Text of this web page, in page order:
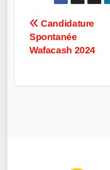
Post
navigation
Candidature
Spontanée
Wafacash 2024